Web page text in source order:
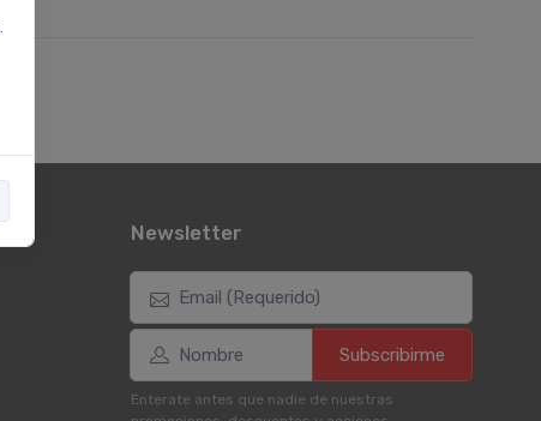
Newsletter
Subscribirme
Enterate antes que nadie de nuestras